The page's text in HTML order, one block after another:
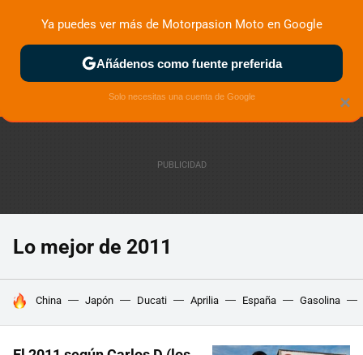
ZONA DE PRUEBAS DEPORTIVAS MOTOS ELÉCTRICAS
Lo mejor de 2011
HOY SE HABLA DE
China Japón Ducati Aprilia España Gasolina
×
Ya puedes ver más de Motorpasion Moto en Google
Añádenos como fuente preferida
Solo necesitas una cuenta de Google